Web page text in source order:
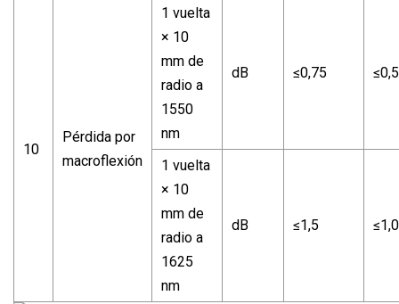
10
Pérdida por
macroflexión
1 vuelta
× 10
mm de
radio a
1550
nm
dB ≤0,75 ≤0,5
1 vuelta
× 10
mm de
radio a
1625
nm
dB ≤1,5 ≤1,0